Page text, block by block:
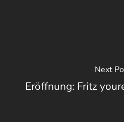
Next
Eröffnung: Fritz